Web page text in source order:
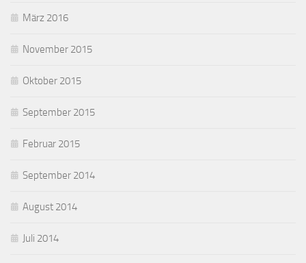
März 2016
November 2015
Oktober 2015
September 2015
Februar 2015
September 2014
August 2014
Juli 2014